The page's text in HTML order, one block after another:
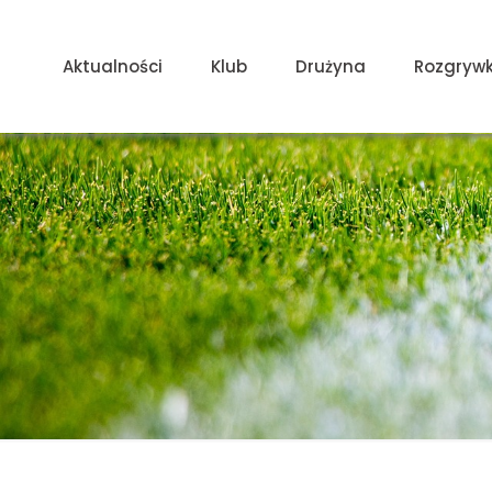
Aktualności Klub Drużyna